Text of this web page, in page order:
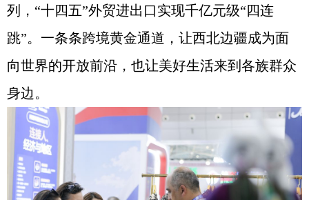
列，“十四五”外贸进出口实现千亿元级“四连
跳”。一条条跨境黄金通道，让西北边疆成为面
向世界的开放前沿，也让美好生活来到各族群众
身边。